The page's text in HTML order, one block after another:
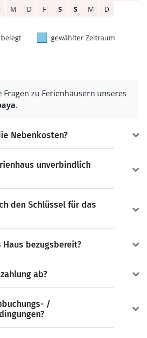
M D F S S M D
belegt gewählter Zeitraum
Fragen zu Ferienhäusern unseres
.
Nebenkosten?
unverbindlich
den Schlüssel für das
bezugsbereit?
ab?
/